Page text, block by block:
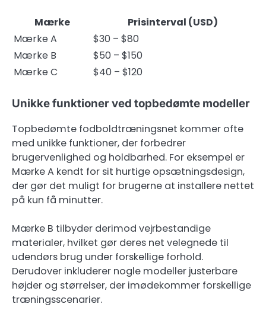
Mærke
Prisinterval (USD)
Mærke A
$30 – $80
Mærke B
$50 – $150
Mærke C
$40 – $120
Unikke funktioner ved topbedømte modeller
Topbedømte fodboldtræningsnet kommer ofte
med unikke funktioner, der forbedrer
brugervenlighed og holdbarhed. For eksempel er
Mærke A kendt for sit hurtige opsætningsdesign,
der gør det muligt for brugerne at installere nettet
på kun få minutter.
Mærke B tilbyder derimod vejrbestandige
materialer, hvilket gør deres net velegnede til
udendørs brug under forskellige forhold.
Derudover inkluderer nogle modeller justerbare
højder og størrelser, der imødekommer forskellige
træningsscenarier.